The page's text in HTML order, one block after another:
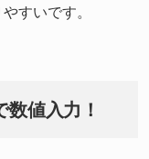
すいです。
値入力！